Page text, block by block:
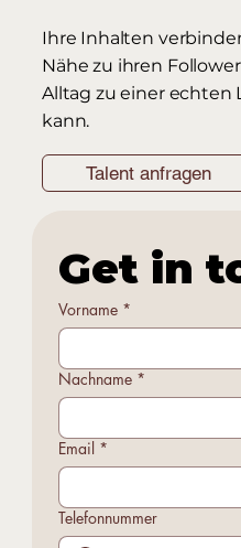
Ihre Inhalten
Nähe zu ihren
Alltag zu einer echten
kann.
Talent anfragen
Get in
Vorname *
Nachname *
Email *
Telefonnummer